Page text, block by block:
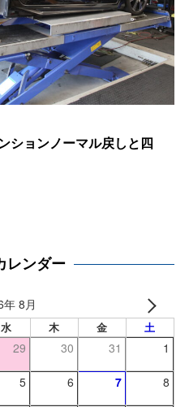
ションノーマル戻しと四
レンダー
8月
水 木 金 土
29 30 31 1
5 6 7 8